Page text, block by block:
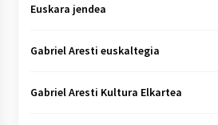
Euskara jendea
Gabriel Aresti euskaltegia
Gabriel Aresti Kultura Elkartea